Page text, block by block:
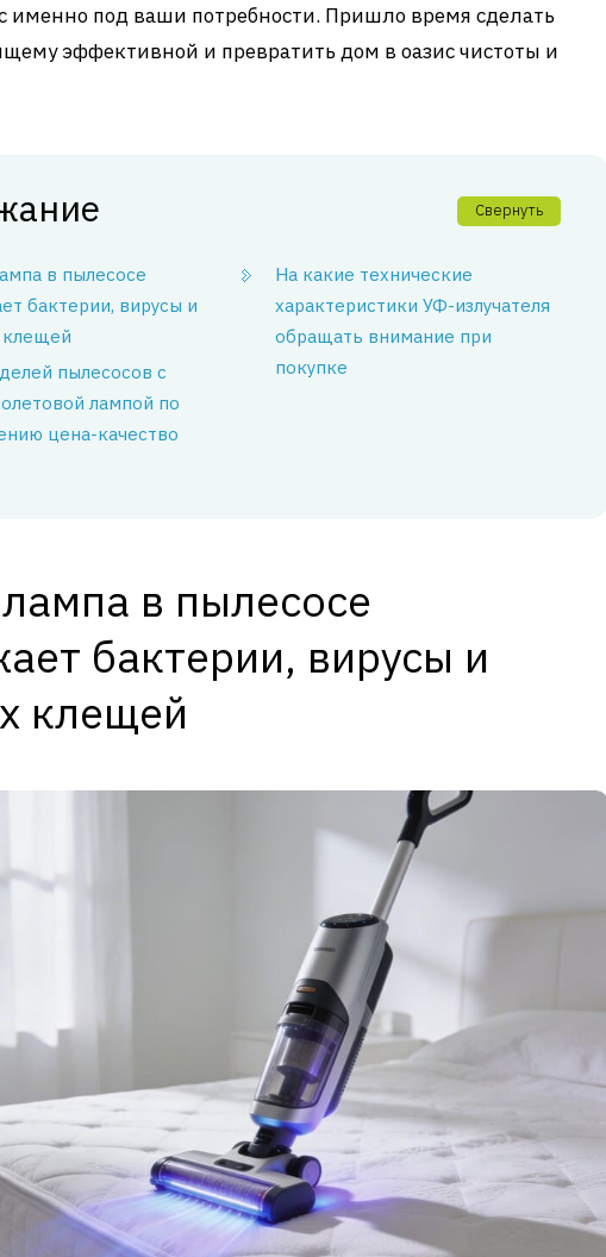
именно под ваши потребности. Пришло время сделать
эффективной и превратить дом в оазис чистоты и
Свернуть
в пылесосе
бактерии, вирусы и
пылесосов с
лампой по
цена-качество
На какие технические
характеристики УФ-излучателя
обращать внимание при
покупке
в пылесосе
бактерии, вирусы и
клещей